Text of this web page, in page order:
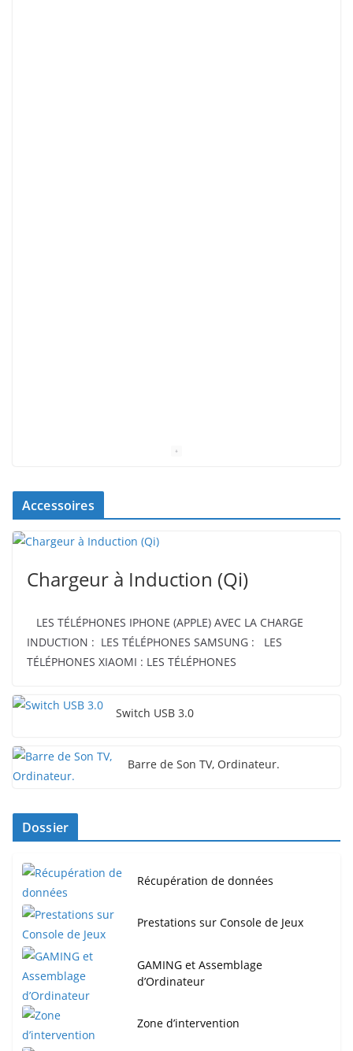
Accessoires
Chargeur à Induction (Qi)
LES TÉLÉPHONES IPHONE (APPLE) AVEC LA CHARGE
INDUCTION : LES TÉLÉPHONES SAMSUNG : LES
TÉLÉPHONES XIAOMI : LES TÉLÉPHONES
Switch USB 3.0
Barre de Son TV, Ordinateur.
Dossier
Récupération de données
Prestations sur Console de Jeux
GAMING et Assemblage
d’Ordinateur
Zone d’intervention